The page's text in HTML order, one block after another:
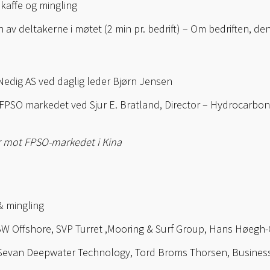
og mingling
deltakerne i møtet (2 min pr. bedrift) – Om bedriften,
AS ved daglig leder Bjørn Jensen
markedet ved Sjur E. Bratland, Director –
mot FPSO-markedet i Kina
mingling
Offshore, SVP Turret ,Mooring & Surf Group, Hans
Deepwater Technology, Tord Broms Thorsen,